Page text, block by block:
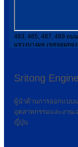
483, 485, 487, 489 ถน
แขวงบางมด เขตจอมทอ
Sritong
ผู้นำด้านการออกแบบ
อุตสาหกรรมและงาน
ญี่ปุ่น